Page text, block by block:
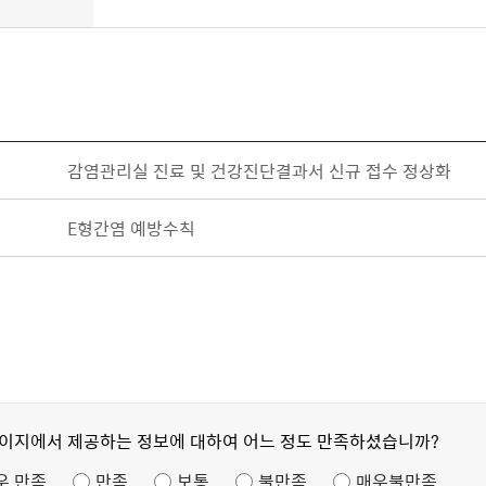
감염관리실 진료 및 건강진단결과서 신규 접수 정상화
E형간염 예방수칙
지에서 제공하는 정보에 대하여 어느 정도 만족하셨습니까?
만족
만족 보통 불만족 매우불만족